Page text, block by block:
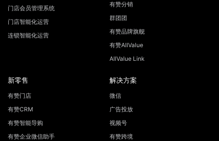
门店会员管理系统
门店智能化运营
连锁智能化运营
有赞分销
群团团
有赞品牌旗舰
有赞AllValue
AllValue Link
新零售
有赞门店
有赞CRM
有赞智能导购
有赞企业微信助手
解决方案
微信
广告投放
视频号
有赞跨境